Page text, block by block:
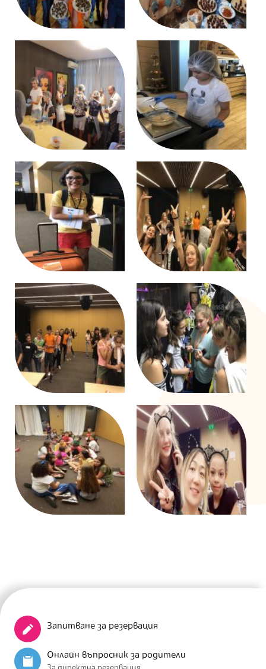
Запитване за резервация
Онлайн въпросник за родители